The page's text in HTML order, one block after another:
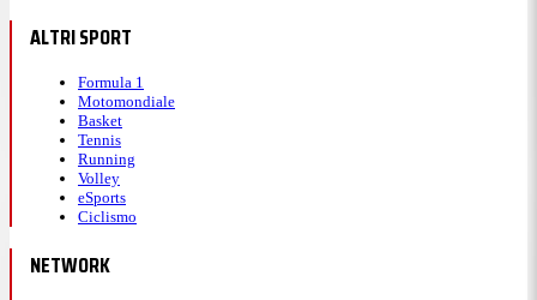
ALTRI SPORT
Formula 1
Motomondiale
Basket
Tennis
Running
Volley
eSports
Ciclismo
NETWORK